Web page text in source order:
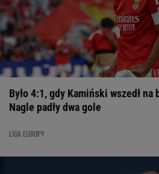
Było 4:1, gdy Kamiński wszedł
Nagle padły dwa gole
LIGA EUROPY